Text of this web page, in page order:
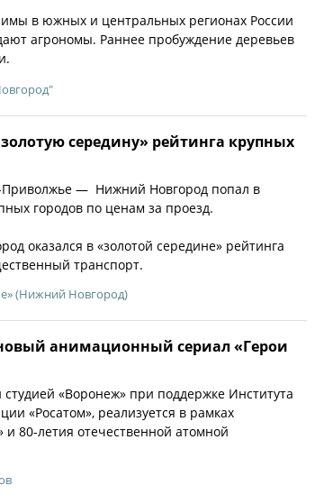
в южных и центральных регионах России
агрономы. Раннее пробуждение деревьев
середину» рейтинга крупных
— Нижний Новгород попал в
городов по ценам за проезд.
оказался в «золотой середине» рейтинга
транспорт.
(Нижний Новгород)
анимационный сериал «Герои
«Воронеж» при поддержке Института
«Росатом», реализуется в рамках
и 80-летия отечественной атомной